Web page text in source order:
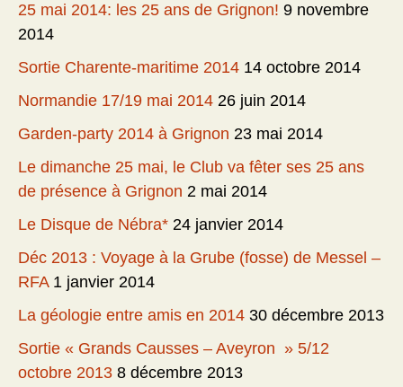
25 mai 2014: les 25 ans de Grignon! 9 novembre
2014
Sortie Charente-maritime 2014 14 octobre 2014
Normandie 17/19 mai 2014 26 juin 2014
Garden-party 2014 à Grignon 23 mai 2014
Le dimanche 25 mai, le Club va fêter ses 25 ans
de présence à Grignon 2 mai 2014
Le Disque de Nébra* 24 janvier 2014
Déc 2013 : Voyage à la Grube (fosse) de Messel –
RFA 1 janvier 2014
La géologie entre amis en 2014 30 décembre 2013
Sortie « Grands Causses – Aveyron » 5/12
octobre 2013 8 décembre 2013